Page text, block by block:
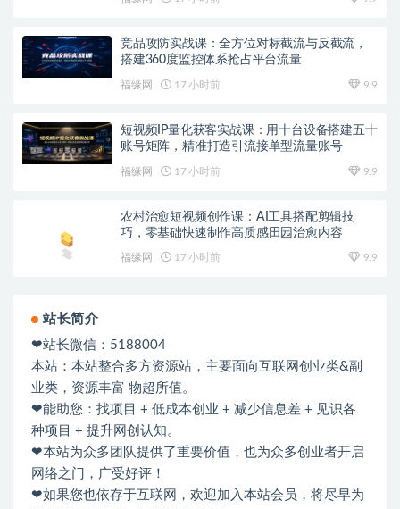
竞品攻防实战课：全方位对标截流与反截流，
搭建360度监控体系抢占平台流量
福缘网 17 小时前 9.9
短视频IP量化获客实战课：用十台设备搭建五十
账号矩阵，精准打造引流接单型流量账号
福缘网 17 小时前 9.9
农村治愈短视频创作课：AI工具搭配剪辑技
巧，零基础快速制作高质感田园治愈内容
福缘网 17 小时前 9.9
站长简介
❤站长微信：5188004
本站：本站整合多方资源站，主要面向互联网创业类&副
业类，资源丰富 物超所值。
❤能助您：找项目 + 低成本创业 + 减少信息差 + 见识各
种项目 + 提升网创认知。
❤本站为众多团队提供了重要价值，也为众多创业者开启
网络之门，广受好评！
❤如果您也依存于互联网，欢迎加入本站会员，将尽早为